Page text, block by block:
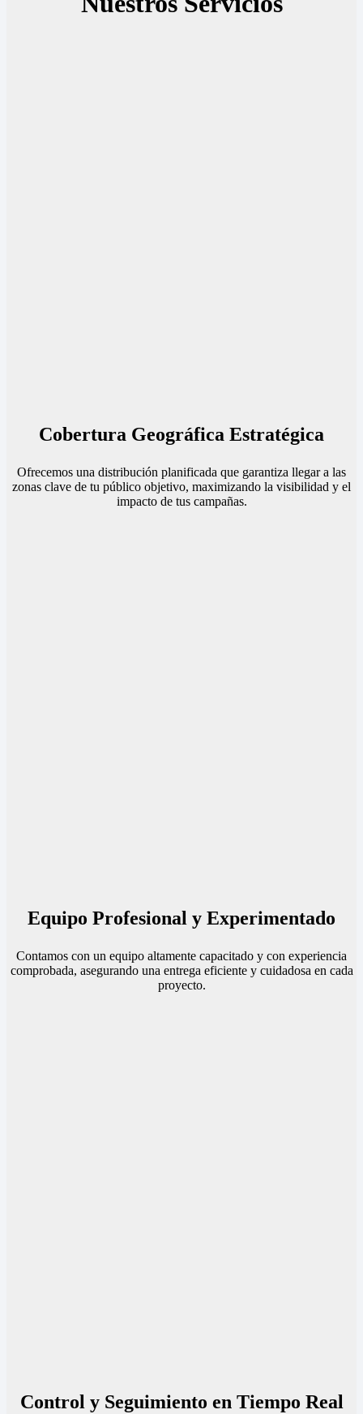
Cobertura Geográfica Estratégica
Ofrecemos una distribución planificada que garantiza llegar a las
zonas clave de tu público objetivo, maximizando la visibilidad y el
impacto de tus campañas.
Equipo Profesional y Experimentado
Contamos con un equipo altamente capacitado y con experiencia
comprobada, asegurando una entrega eficiente y cuidadosa en cada
proyecto.
Control y Seguimiento en Tiempo Real